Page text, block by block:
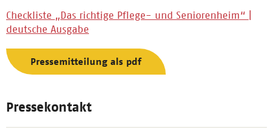
Checkliste „Das richtige Pflege- und Seniorenheim“ |
deutsche Ausgabe
Pressemitteilung als pdf
Pressekontakt